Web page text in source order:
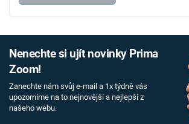
Nenechte si ujít novinky Prima
Zoom!
Zanechte nám svůj e-mail a 1x týdně vás
upozorníme na to nejnovější a nejlepší z
našeho webu.